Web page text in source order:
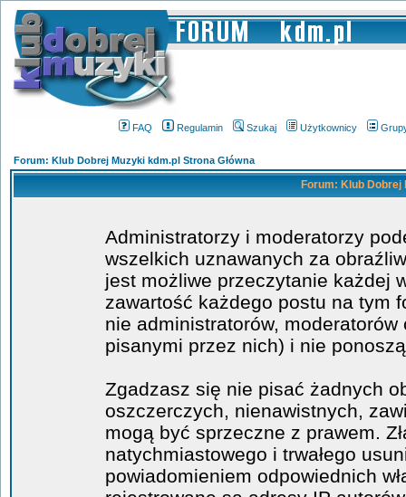
FAQ Regulamin Szukaj Użytkownicy
Forum: Klub Dobrej Muzyki kdm.pl Strona Główna
Forum: Klub
Administratorzy i moderatorzy
wszelkich uznawanych za
jest możliwe przeczytanie każdej
zawartość każdego postu na tym
nie administratorów,
pisanymi przez nich) i nie
Zgadzasz się nie pisać żadnych
oszczerczych, nienawistnych,
mogą być sprzeczne z prawem.
natychmiastowego i trwałego
powiadomieniem odpowiednich